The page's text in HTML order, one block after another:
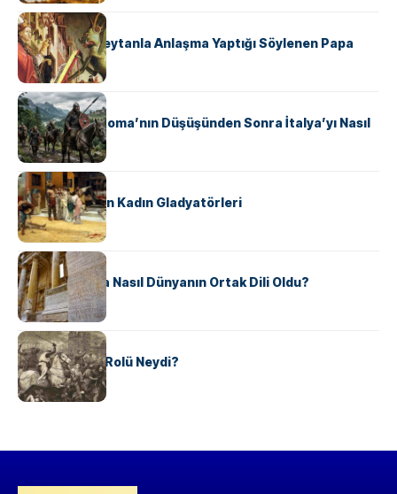
KÜLTÜR
II. Silvester: Şeytanla Anlaşma Yaptığı Söylenen Papa
KÜLTÜR
Ostrogotlar Roma’nın Düşüşünden Sonra İtalya’yı Nasıl
Ele Geçirdi?
KÜLTÜR
Antik Roma’nın Kadın Gladyatörleri
KÜLTÜR
Antik Yunanca Nasıl Dünyanın Ortak Dili Oldu?
KÜLTÜR
Valdensler’in Rolü Neydi?